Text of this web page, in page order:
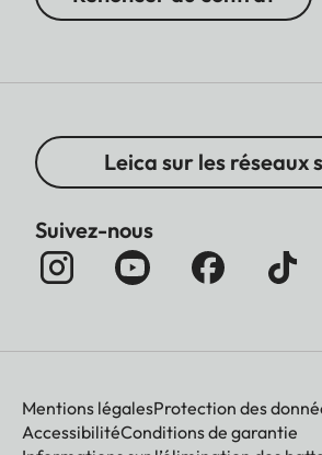
Leica sur les réseaux
Suivez-nous
Mentions légalesProtection des
AccessibilitéConditions de garantie